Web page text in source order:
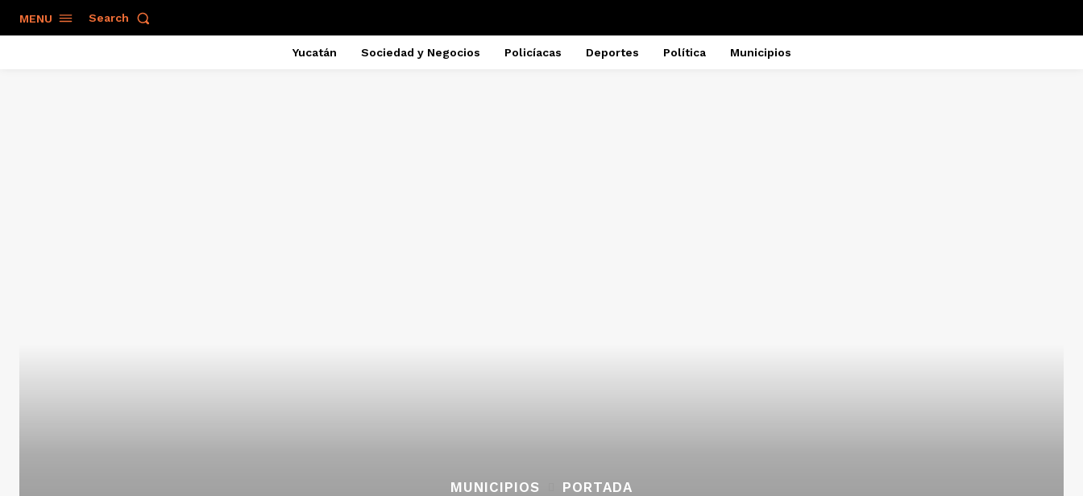
MENU Search
Yucatán Sociedad y Negocios Policíacas Deportes Política Municipios
MUNICIPIOS PORTADA